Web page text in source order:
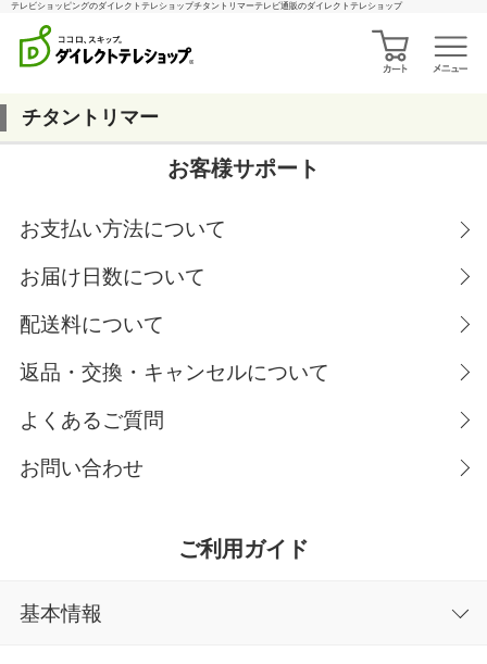
テレビショッピングのダイレクトテレショップチタントリマーテレビ通販のダイレクトテレショップ
チタントリマー
お客様サポート
お支払い方法について
お届け日数について
配送料について
返品・交換・キャンセルについて
よくあるご質問
お問い合わせ
ご利用ガイド
基本情報